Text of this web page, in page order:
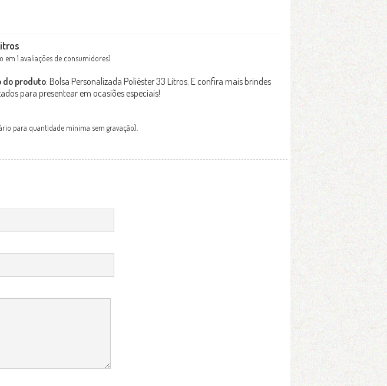
em 1 avaliações de consumidores)
do produto: Bolsa Personalizada Poliéster 33 Litros. E confira mais brindes
para presentear em ocasiões especiais!
para quantidade mínima sem gravação).